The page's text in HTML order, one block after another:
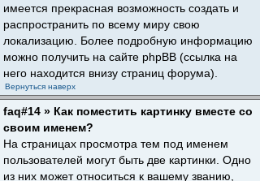
имеется прекрасная возможность создать и
распространить по всему миру свою
локализацию. Более подробную информацию
можно получить на сайте phpBB (ссылка на
него находится внизу страниц форума).
Вернуться наверх
faq#14 » Как поместить картинку вместе со
своим именем?
На страницах просмотра тем под именем
пользователей могут быть две картинки. Одно
из них может относиться к вашему званию,